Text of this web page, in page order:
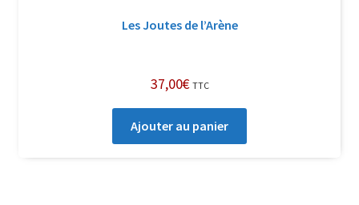
Les Joutes de l’Arène
37,00€ TTC
Ajouter au panier